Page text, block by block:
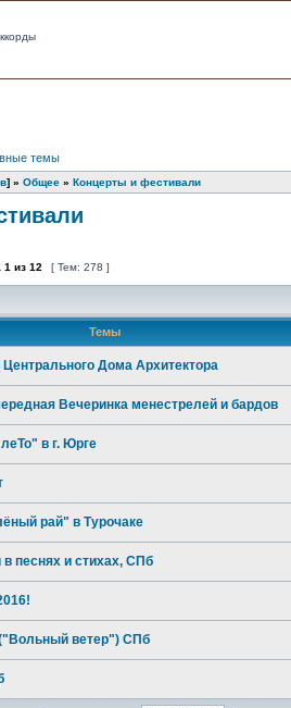
темы
] » Общее » Концерты и фестивали
1 из 12 [ Тем: 278 ]
Темы
Дома Архитектора
Вечеринка менестрелей и бардов
в г. Юрге
рай" в Турочаке
песнях и стихах, СПб
ветер") СПб